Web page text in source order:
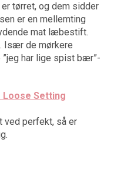
tørret, og dem sidder
er en mellemting
mat læbestift.
Især de mørkere
har lige spist bær”-
Loose Setting
ved perfekt, så er